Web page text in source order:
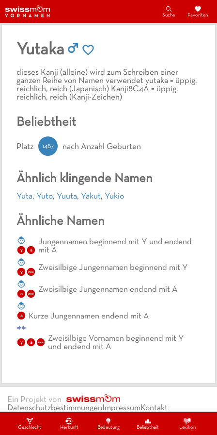
Geschlecht Herkunft Bedeutung Beliebtheit Lexikon
Suche Favoriten
Yutaka
dieses Kanji (alleine) wird zum Schreiben einer
ganzen Reihe von Namen verwendet yutaka = üppig,
reichlich, reich (Japanisch) Kanji8C4A = üppig,
reichlich, reich (Kanji-Zeichen)
Ähnlich klingende Namen
Yuta, Yuto, Yuuta, Yakut, Yukio
Ähnliche Namen
y a
Jungennamen beginnend mit Y und endend
mit A
y zwe Zweisilbige Jungennamen beginnend mit Y
a zwe Zweisilbige Jungennamen endend mit A
a Kurze Jungennamen endend mit A
y a zwe
Zweisilbige Vornamen beginnend mit Y
und endend mit A
Beliebtheit
Platz 1487 nach Anzahl Geburten
Ein Projekt von
DatenschutzbestimmungenImpressumKontakt
Copywrite ©
2026swissmom